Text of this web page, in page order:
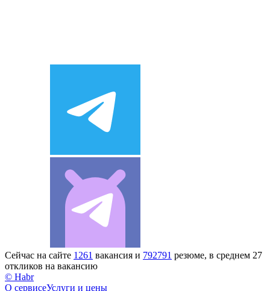
Сейчас на сайте 1261 вакансия и 792791 резюме, в среднем 27
откликов на вакансию
© Habr
О сервисеУслуги и цены